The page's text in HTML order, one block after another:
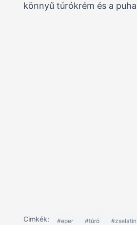
könnyű túrókrém és a
Cimkék: #eper #túró #zselatin